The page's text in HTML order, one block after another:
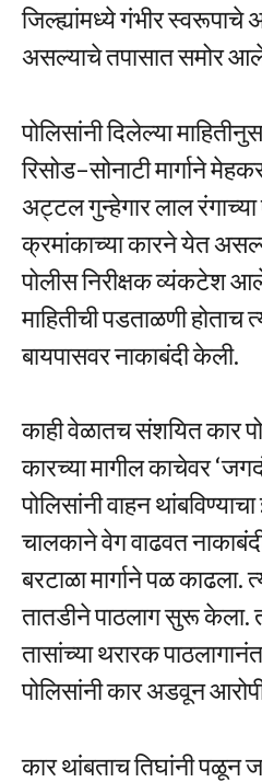
जिल्ह्यांमध्ये गंभीर
असल्याचे तपासात समोर
पोलिसांनी दिलेल्या
रिसोड–सोनाटी मार्गाने
अट्टल गुन्हेगार लाल
क्रमांकाच्या कारने येत
पोलीस निरीक्षक व्यंकटेश
माहितीची पडताळणी होताच
बायपासवर नाकाबंदी केली.
काही वेळातच संशयित कार
कारच्या मागील काचेवर
पोलिसांनी वाहन
चालकाने वेग वाढवत
बरटाळा मार्गाने पळ काढला.
तातडीने पाठलाग सुरू केला.
तासांच्या थरारक
पोलिसांनी कार अडवून
कार थांबताच तिघांनी पळून